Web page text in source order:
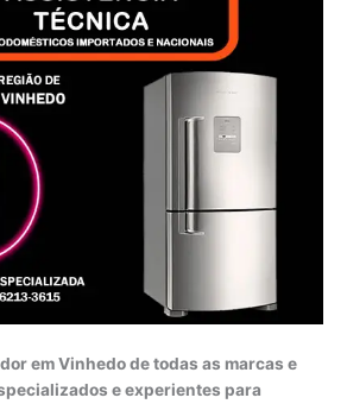
em Vinhedo de todas as marcas e
e experientes para